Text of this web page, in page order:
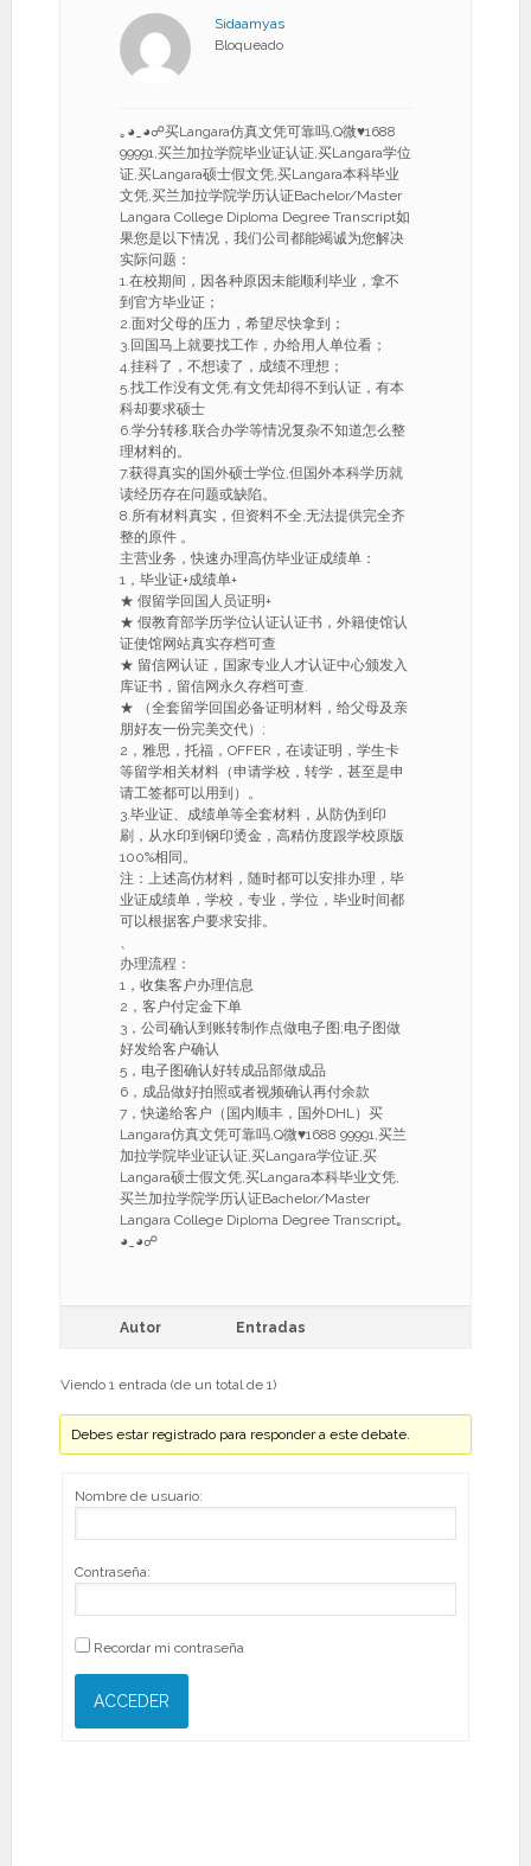
Sidaamyas
Bloqueado
｡◕‿◕☍买Langara仿真文凭可靠吗,Q微♥1688
99991,买兰加拉学院毕业证认证,买Langara学位
证,买Langara硕士假文凭,买Langara本科毕业
文凭,买兰加拉学院学历认证Bachelor/Master
Langara College Diploma Degree Transcript如
果您是以下情况，我们公司都能竭诚为您解决
实际问题：
1.在校期间，因各种原因未能顺利毕业，拿不
到官方毕业证；
2.面对父母的压力，希望尽快拿到；
3.回国马上就要找工作，办给用人单位看；
4.挂科了，不想读了，成绩不理想；
5.找工作没有文凭,有文凭却得不到认证，有本
科却要求硕士
6.学分转移,联合办学等情况复杂不知道怎么整
理材料的。
7.获得真实的国外硕士学位,但国外本科学历就
读经历存在问题或缺陷。
8.所有材料真实，但资料不全,无法提供完全齐
整的原件 。
主营业务，快速办理高仿毕业证成绩单：
1，毕业证+成绩单+
★ 假留学回国人员证明+
★ 假教育部学历学位认证认证书，外籍使馆认
证使馆网站真实存档可查
★ 留信网认证，国家专业人才认证中心颁发入
库证书，留信网永久存档可查.
★ （全套留学回国必备证明材料，给父母及亲
朋好友一份完美交代）;
2，雅思，托福，OFFER，在读证明，学生卡
等留学相关材料（申请学校，转学，甚至是申
请工签都可以用到）。
3.毕业证、成绩单等全套材料，从防伪到印
刷，从水印到钢印烫金，高精仿度跟学校原版
100%相同。
注：上述高仿材料，随时都可以安排办理，毕
业证成绩单，学校，专业，学位，毕业时间都
可以根据客户要求安排。
、
办理流程：
1，收集客户办理信息
2，客户付定金下单
3，公司确认到账转制作点做电子图;电子图做
好发给客户确认
5，电子图确认好转成品部做成品
6，成品做好拍照或者视频确认再付余款
7，快递给客户（国内顺丰，国外DHL）买
Langara仿真文凭可靠吗,Q微♥1688 99991,买兰
加拉学院毕业证认证,买Langara学位证,买
Langara硕士假文凭,买Langara本科毕业文凭,
买兰加拉学院学历认证Bachelor/Master
Langara College Diploma Degree Transcript｡
◕‿◕☍
Autor Entradas
Viendo 1 entrada (de un total de 1)
Debes estar registrado para responder a este debate.
Nombre de usuario:
Contraseña:
Recordar mi contraseña
ACCEDER